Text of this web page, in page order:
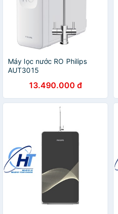
Máy lọc nước RO Philips
AUT3015
13.490.000 đ